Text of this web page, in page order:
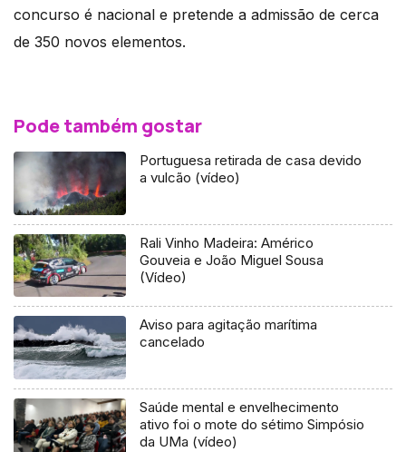
concurso é nacional e pretende a admissão de cerca
de 350 novos elementos.
Pode também gostar
Portuguesa retirada de casa devido
a vulcão (vídeo)
Rali Vinho Madeira: Américo
Gouveia e João Miguel Sousa
(Vídeo)
Aviso para agitação marítima
cancelado
Saúde mental e envelhecimento
ativo foi o mote do sétimo Simpósio
da UMa (vídeo)